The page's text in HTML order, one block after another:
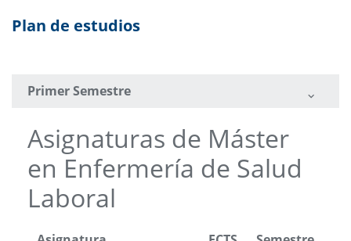
Plan de estudios
Primer Semestre
Asignaturas de Máster
en Enfermería de Salud
Laboral